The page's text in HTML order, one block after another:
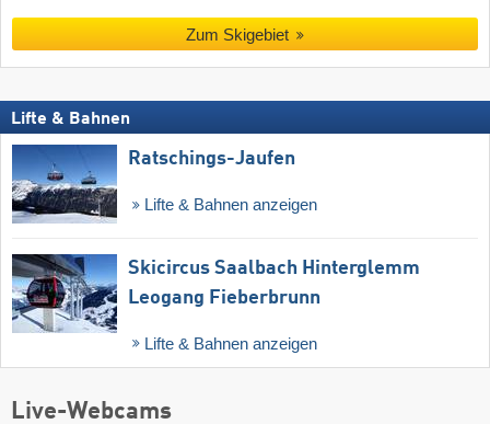
Zum Skigebiet
Lifte & Bahnen
Ratschings-Jaufen
Lifte & Bahnen anzeigen
Skicircus Saalbach Hinterglemm
Leogang Fieberbrunn
Lifte & Bahnen anzeigen
Live-Webcams